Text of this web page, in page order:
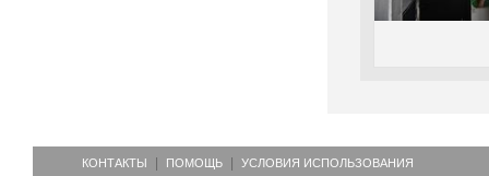
КОНТАКТЫ ПОМОЩЬ УСЛОВИЯ ИСПОЛЬЗОВАНИЯ